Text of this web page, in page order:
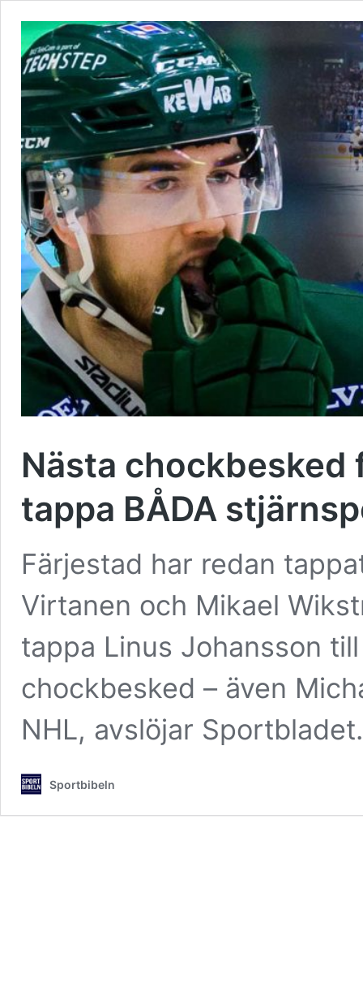
Nästa chockbesked
tappa BÅDA
Färjestad har redan
Virtanen och Mikael
tappa Linus Johansson
chockbesked – även
NHL, avslöjar
Sportbibeln